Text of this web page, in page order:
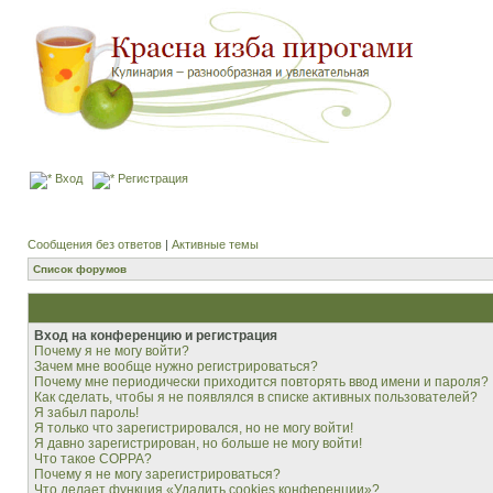
Вход Регистрация
Сообщения без ответов | Активные темы
Список форумов
Вход на конференцию и регистрация
Почему я не могу войти?
Зачем мне вообще нужно регистрироваться?
Почему мне периодически приходится повторять ввод имени и пароля?
Как сделать, чтобы я не появлялся в списке активных пользователей?
Я забыл пароль!
Я только что зарегистрировался, но не могу войти!
Я давно зарегистрирован, но больше не могу войти!
Что такое COPPA?
Почему я не могу зарегистрироваться?
Что делает функция «Удалить cookies конференции»?